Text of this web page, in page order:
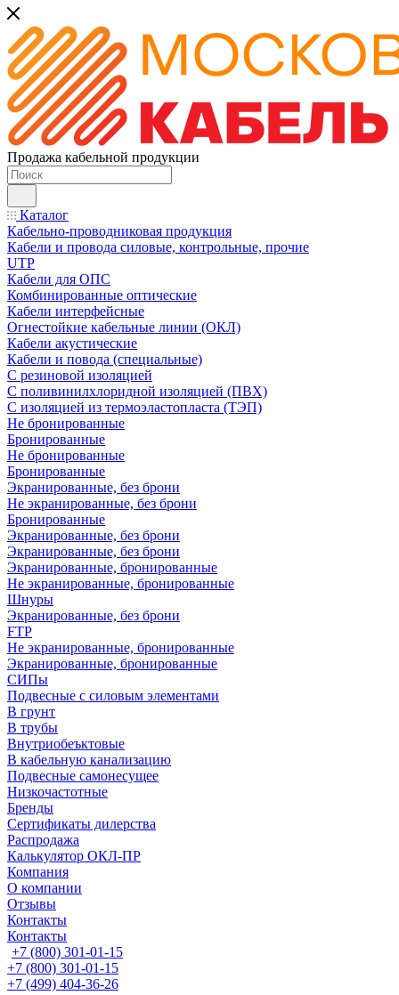
Продажа кабельной продукции
Каталог
Кабельно-проводниковая продукция
Кабели и провода силовые, контрольные, прочие
UTP
Кабели для ОПС
Комбинированные оптические
Кабели интерфейсные
Огнестойкие кабельные линии (ОКЛ)
Кабели акустические
Кабели и повода (специальные)
С резиновой изоляцией
С поливинилхлоридной изоляцией (ПВХ)
С изоляцией из термоэластопласта (ТЭП)
Не бронированные
Бронированные
Не бронированные
Бронированные
Экранированные, без брони
Не экранированные, без брони
Бронированные
Экранированные, без брони
Экранированные, без брони
Экранированные, бронированные
Не экранированные, бронированные
Шнуры
Экранированные, без брони
FTP
Не экранированные, бронированные
Экранированные, бронированные
СИПы
Подвесные с силовым элементами
В грунт
В трубы
Внутриобеъктовые
В кабельную канализацию
Подвесные самонесущее
Низкочастотные
Бренды
Сертификаты дилерства
Распродажа
Калькулятор ОКЛ-ПР
Компания
О компании
Отзывы
Контакты
Контакты
+7 (800) 301-01-15
+7 (800) 301-01-15
+7 (499) 404-36-26